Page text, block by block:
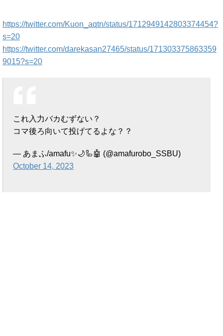
https://twitter.com/Kuon_aqtn/status/1712949142803374454?
s=20
https://twitter.com/darekasan27465/status/171303375863359
9015?s=20
これ入力バカむずない？
コマ後ろ向いて投げてるよな？？
— あまふ/amafu✨🌙🦾🤖 (@amafurobo_SSBU)
October 14, 2023